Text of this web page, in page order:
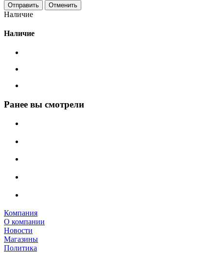
Отменить
Наличие
Наличие
Ранее вы смотрели
Компания
О компании
Новости
Магазины
Политика